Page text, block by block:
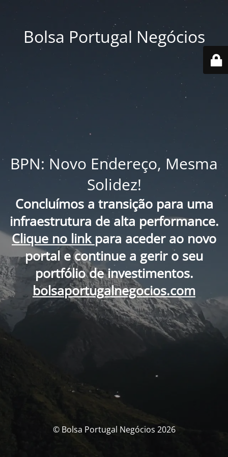
Bolsa Portugal Negócios
BPN: Novo Endereço, Mesma
Solidez!
Concluímos a transição para uma
infraestrutura de alta performance.
Clique no link para aceder ao novo
portal e continue a gerir o seu
portfólio de investimentos.
bolsaportugalnegocios.com
© Bolsa Portugal Negócios 2026